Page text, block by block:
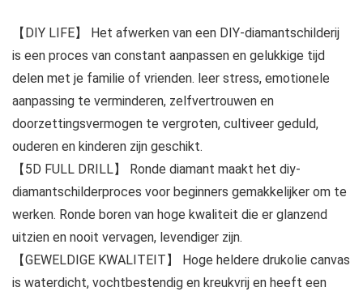
【DIY LIFE】 Het afwerken van een DIY-diamantschilderij
is een proces van constant aanpassen en gelukkige tijd
delen met je familie of vrienden. leer stress, emotionele
aanpassing te verminderen, zelfvertrouwen en
doorzettingsvermogen te vergroten, cultiveer geduld,
ouderen en kinderen zijn geschikt.
【5D FULL DRILL】 Ronde diamant maakt het diy-
diamantschilderproces voor beginners gemakkelijker om te
werken. Ronde boren van hoge kwaliteit die er glanzend
uitzien en nooit vervagen, levendiger zijn.
【GEWELDIGE KWALITEIT】 Hoge heldere drukolie canvas
is waterdicht, vochtbestendig en kreukvrij en heeft een